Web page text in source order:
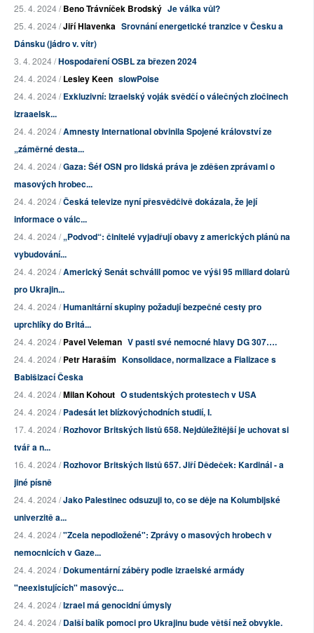
25. 4. 2024 /Beno Trávníček Brodský Je válka vůl?
25. 4. 2024 /Jiří Hlavenka Srovnání energetické tranzice v Česku a
Dánsku (jádro v. vítr)
3. 4. 2024 /Hospodaření OSBL za březen 2024
24. 4. 2024 /Lesley Keen slowPoise
24. 4. 2024 /Exkluzivní: Izraelský voják svědčí o válečných zločinech
izraaelsk...
24. 4. 2024 /Amnesty International obvinila Spojené království ze
„záměrné desta...
24. 4. 2024 /Gaza: Šéf OSN pro lidská práva je zděšen zprávami o
masových hrobec...
24. 4. 2024 /Česká televize nyní přesvědčivě dokázala, že její
informace o válc...
24. 4. 2024 /„Podvod“: činitelé vyjadřují obavy z amerických plánů na
vybudování...
24. 4. 2024 /Americký Senát schválil pomoc ve výši 95 miliard dolarů
pro Ukrajin...
24. 4. 2024 /Humanitární skupiny požadují bezpečné cesty pro
uprchlíky do Britá...
24. 4. 2024 /Pavel Veleman V pasti své nemocné hlavy DG 307….
24. 4. 2024 /Petr Haraším Konsolidace, normalizace a Fializace s
Babišizací Česka
24. 4. 2024 /Milan Kohout O studentských protestech v USA
24. 4. 2024 /Padesát let blízkovýchodních studií, I.
17. 4. 2024 /Rozhovor Britských listů 658. Nejdůležitější je uchovat si
tvář a n...
16. 4. 2024 /Rozhovor Britských listů 657. Jiří Dědeček: Kardinál - a
jiné písně
24. 4. 2024 /Jako Palestinec odsuzuji to, co se děje na Kolumbijské
univerzitě a...
24. 4. 2024 /"Zcela nepodložené": Zprávy o masových hrobech v
nemocnicích v Gaze...
24. 4. 2024 /Dokumentární záběry podle izraelské armády
"neexistujících" masovýc...
24. 4. 2024 /Izrael má genocidní úmysly
24. 4. 2024 /Další balík pomoci pro Ukrajinu bude větší než obvykle.